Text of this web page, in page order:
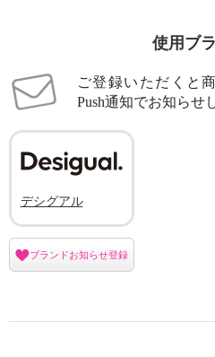
使用ブ
ご登録いただくと
Push通知でお知らせ
デシグアル
ブランドお知らせ登録